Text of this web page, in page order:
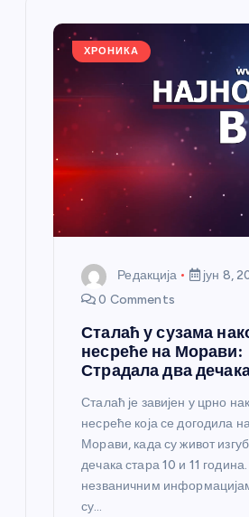
ХРОНИКА
Редакција
јун 8,
0 Comments
Сталаћ у сузама
несреће на Морави:
Страдала два
Сталаћ је завијен у црно
несреће која се догодила
Морави, када су живот
дечака стара 10 и 11
незваничним
су…